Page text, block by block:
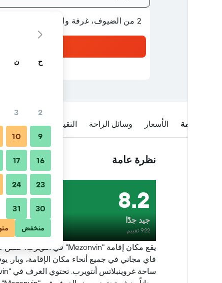
2 من الضيوف، غرفة واحدة
نظرة عامة الأسعار وسائل الراحة التقييمات الموقع
نظرة عامة
8.2
جيد جدًا
922 تقييم
ح ن
2
3
9
10
16
17
23
24
30
31
منخفض